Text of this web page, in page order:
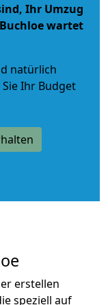
Ihr Umzug
wartet
natürlich
Ihr Budget
erstellen
speziell auf